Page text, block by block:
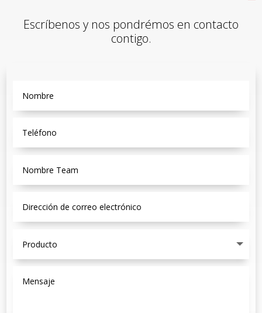
Escríbenos y nos pondrémos en contacto
contigo.